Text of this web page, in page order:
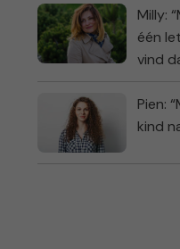
Milly:
één
vind
Pien:
kind